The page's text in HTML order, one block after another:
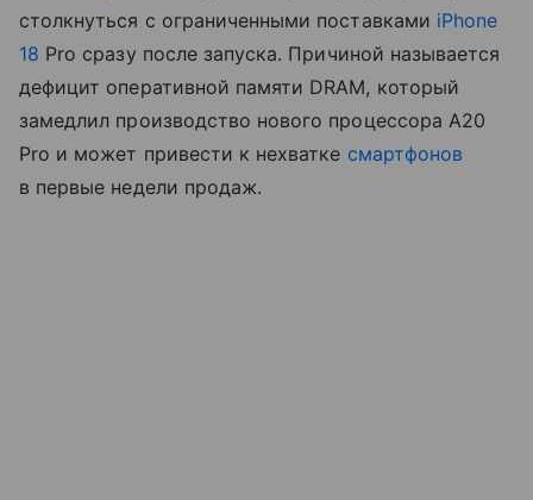
столкнуться с ограниченными поставками iPhone
18 Pro сразу после запуска. Причиной называется
дефицит оперативной памяти DRAM, который
замедлил производство нового процессора A20
Pro и может привести к нехватке смартфонов
в первые недели продаж.